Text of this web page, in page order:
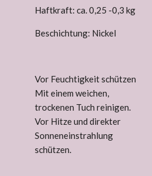
Haftkraft: ca.0,25 -0,3 kg
Beschichtung: Nickel
Vor Feuchtigkeit schützen
Mit einem weichen,
trockenen Tuch reinigen.
Vor Hitze und direkter
Sonneneinstrahlung
schützen.